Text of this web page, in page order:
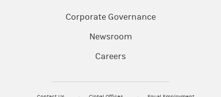
能变更，恕不另行通知。摩根士丹利及与其相关的
其他各方已经或日后可能就本文提及或描述的公司
行市场庄家活动或专门从事该等活动并进行交易，
Corporate Governance
Newsroom
Careers